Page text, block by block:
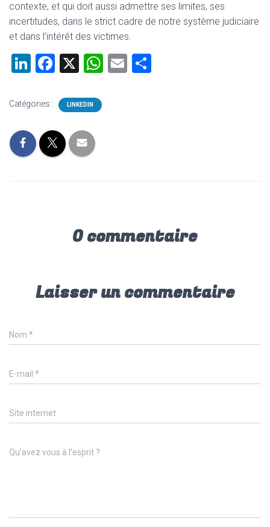
contexte, et qui doit aussi admettre ses limites, ses
incertitudes, dans le strict cadre de notre système judiciaire
et dans l’intérêt des victimes.
Li
e
n
F
ce
o
ok
X
W E
Catégories : LINKEDIN
0 commentaire
Laisser un commentaire
Nom *
E-mail *
Site internet
Qu’avez vous à l’esprit ?